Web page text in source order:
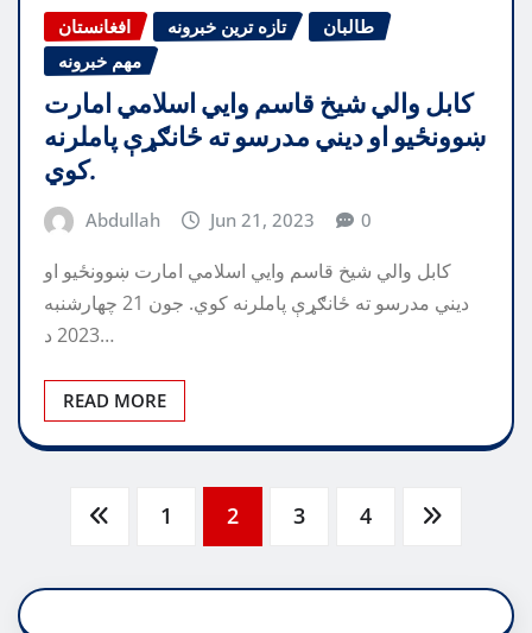
افغانستان تازه ترین خبرونه
طالبان
مهم خبرونه
کابل والي شیخ قاسم وایي اسلامي امارت
ښوونځیو او دیني مدرسو ته ځانګړې پاملرنه
کوي.
Abdullah Jun 21, 2023 0
کابل والي شیخ قاسم وایي اسلامي امارت ښوونځیو او
دیني مدرسو ته ځانګړې پاملرنه کوي. جون 21 چهارشنبه
2023 د…
READ MORE
Posts
pagination
1 2 3 4